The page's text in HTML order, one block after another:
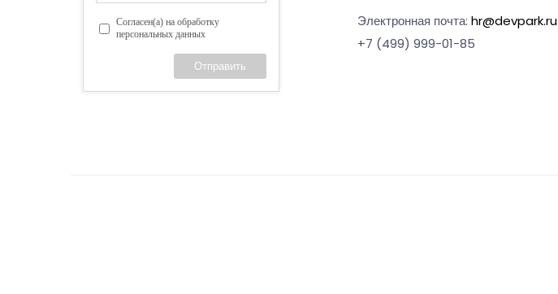
Электронная почта: hr@devpark.ru
+7 (499) 999-01-85